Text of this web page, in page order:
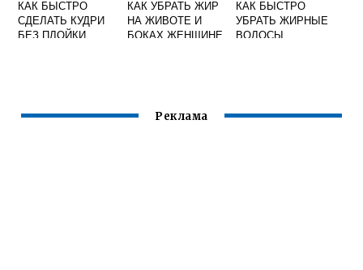
КАК БЫСТРО
СДЕЛАТЬ КУДРИ
БЕЗ ПЛОЙКИ
КАК УБРАТЬ ЖИР
НА ЖИВОТЕ И
БОКАХ ЖЕНЩИНЕ
КАК БЫСТРО
УБРАТЬ ЖИРНЫЕ
ВОЛОСЫ
Реклама